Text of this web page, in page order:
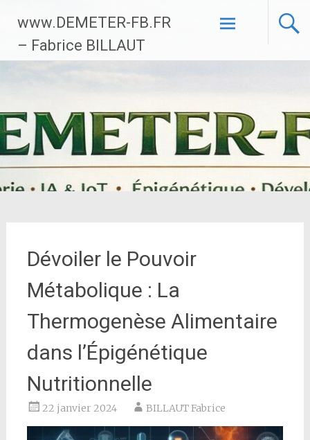
contenu
principal
www.DEMETER-FB.FR
– Fabrice BILLAUT
Dévoiler le Pouvoir
Métabolique : La
Thermogenèse Alimentaire
dans l’Épigénétique
Nutritionnelle
22 janvier 2024 BILLAUT Fabrice